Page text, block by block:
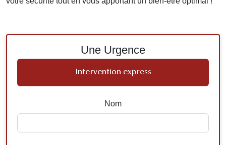
Une Urgence
Intervention express
Nom